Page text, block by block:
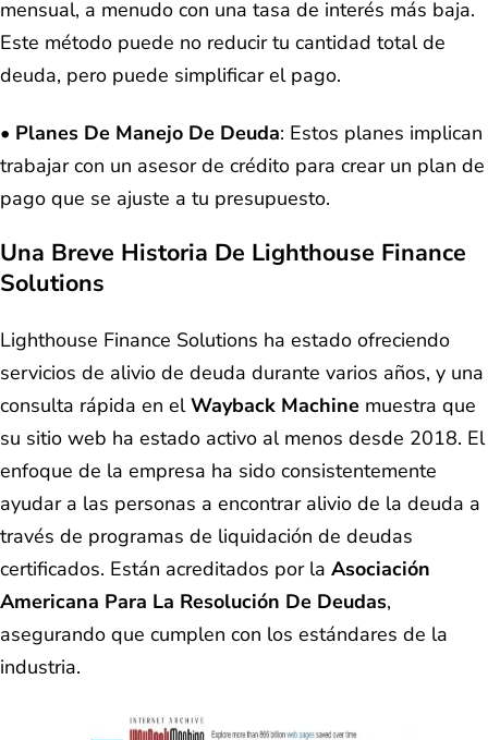
mensual, a menudo con una tasa de interés más baja.
Este método puede no reducir tu cantidad total de
deuda, pero puede simplificar el pago.
• Planes De Manejo De Deuda: Estos planes implican
trabajar con un asesor de crédito para crear un plan de
pago que se ajuste a tu presupuesto.
Una Breve Historia De Lighthouse Finance
Solutions
Lighthouse Finance Solutions ha estado ofreciendo
servicios de alivio de deuda durante varios años, y una
consulta rápida en elWayback Machine muestra que
su sitio web ha estado activo al menos desde 2018. El
enfoque de la empresa ha sido consistentemente
ayudar a las personas a encontrar alivio de la deuda a
través de programas de liquidación de deudas
certificados​. Están acreditados por la Asociación
Americana Para La Resolución De Deudas,
asegurando que cumplen con los estándares de la
industria​.